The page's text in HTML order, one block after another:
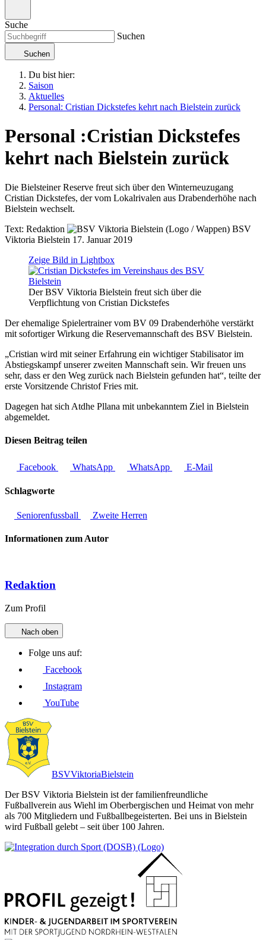
Suche
Suchen
Suchen
Du bist hier:
Saison
Aktuelles
Personal: Cristian Dickstefes kehrt nach Bielstein zurück
Personal :Cristian Dickstefes
kehrt nach Bielstein zurück
Die Bielsteiner Reserve freut sich über den Winterneuzugang
Cristian Dickstefes, der vom Lokalrivalen aus Drabenderhöhe nach
Bielstein wechselt.
Text: Redaktion
BSV
Viktoria Bielstein 17. Januar 2019
Zeige Bild in Lightbox
Der BSV Viktoria Bielstein freut sich über die
Verpflichtung von Cristian Dickstefes
Der ehemalige Spielertrainer vom BV 09 Drabenderhöhe verstärkt
mit sofortiger Wirkung die Reservemannschaft des BSV Bielstein.
„Cristian wird mit seiner Erfahrung ein wichtiger Stabilisator im
Abstiegskampf unserer zweiten Mannschaft sein. Wir freuen uns
sehr, dass er den Weg zurück nach Bielstein gefunden hat“, teilte der
erste Vorsitzende Christof Fries mit.
Dagegen hat sich Atdhe Pllana mit unbekanntem Ziel in Bielstein
abgemeldet.
Diesen Beitrag teilen
Facebook WhatsApp WhatsApp E-Mail
Schlagworte
Seniorenfussball Zweite Herren
Informationen zum Autor
Redaktion
Zum Profil
Nach oben
Folge uns auf:
Facebook
Instagram
YouTube
BSVViktoriaBielstein
Der BSV Viktoria Bielstein ist der familienfreundliche
Fußballverein aus Wiehl im Oberbergischen und Heimat von mehr
als 700 Mitgliedern und Fußballbegeisterten. Bei uns in Bielstein
wird Fußball gelebt – seit über 100 Jahren.